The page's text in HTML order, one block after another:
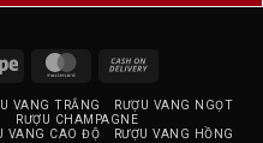
Stripe MasterCard
Delivery
VANG TRẮNG
RƯỢU VANG NGỌT
RƯỢU CHAMPAGNE
VANG CAO ĐỘ RƯỢU VANG HỒNG